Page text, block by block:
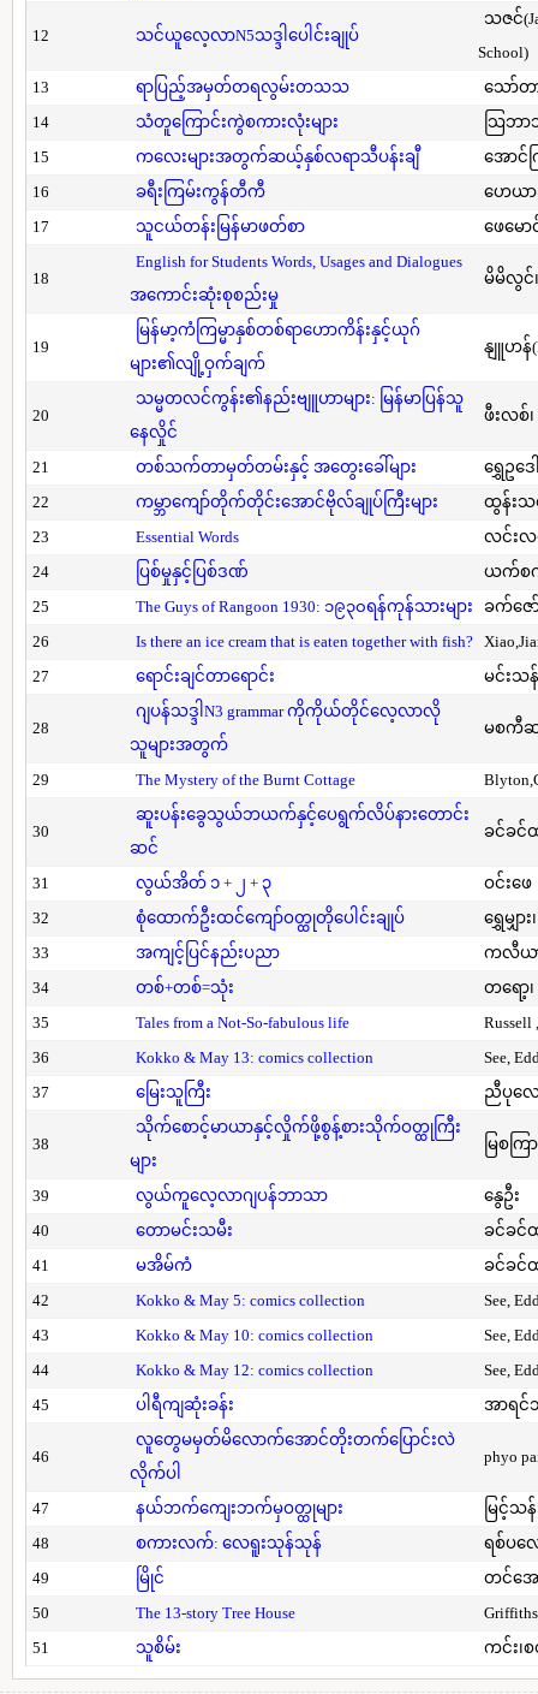
12 သင်ယူလေ့လာN5သဒ္ဒါပေါင်းချုပ်
သဇင်
School)
13
ရာပြည့်အမှတ်တရလွမ်းတသသ
သော်တ
14
သံတူကြောင်းကွဲစကားလုံးများ
သြဘာ
15
ကလေးများအတွက်ဆယ့်နှစ်လရာသီပန်းချီ
အောင်
16
ခရီးကြမ်းကွန်တီကီ
ဟေယာ
17
သူငယ်တန်းမြန်မာဖတ်စာ ဖေမော
18
English for Students Words, Usages and Dialogues
အကောင်းဆုံးစုစည်းမှု
မိမိလွင်၊
19
မြန်မာ့ကံကြမ္မာနှစ်တစ်ရာဟောကိန်းနှင့်ယုဂ်
များ၏လျို့ဝှက်ချက်
နျူဟန်
20
သမ္မတလင်ကွန်း၏နည်းဗျူဟာများ: မြန်မာပြန်သူ
နေလှိုင်
ဖီးလစ်
21 တစ်သက်တာမှတ်တမ်းနှင့် အတွေးခေါ်များ
ရွှေဥဒေ
22
ကမ္ဘာကျော်တိုက်တိုင်းအောင်ဗိုလ်ချုပ်ကြီးများ
ထွန်းသ
23
Essential Words
လင်းလ
24
ပြစ်မှုနှင့်ပြစ်ဒဏ်
ယက်စကီ
25
The Guys of Rangoon 1930: ၁၉၃၀ရန်ကုန်သားများ
ခက်ဇေ
26
Is there an ice cream that is eaten together with fish?
27
ရောင်းချင်တာရောင်း မင်းသ
28
ဂျပန်သဒ္ဒါN3 grammar ကိုကိုယ်တိုင်လေ့လာလို
သူများအတွက်
မစကီ
29 The Mystery of the Burnt Cottage
30
ဆူးပန်းခွေသွယ်ဘယက်နှင့်ပေရွက်လိပ်နားတောင်း
ဆင်
ခင်ခင်
31 လွယ်အိတ် ၁ + ၂ + ၃
ဝင်းဖေ
32
စုံထောက်ဦးထင်ကျော်ဝတ္ထုတိုပေါင်းချုပ်
ရွှေမျှား
33
အကျင့်ပြင်နည်းပညာ
ကလီယာ
34
တစ်+တစ်=သုံး
တရော့၊
35
Tales from a Not-So-fabulous life
Russell
36
Kokko & May 13: comics collection
See,
37
မြေးသူကြီး ညီပုလေ
38
သိုက်စောင့်မာယာနှင့်လှိုက်ဖို့စွန့်စားသိုက်ဝတ္ထုကြီး
များ
မြစကြာ
39 လွယ်ကူလေ့လာဂျပန်ဘာသာ
နွေဦး
40
တောမင်းသမီး
ခင်ခင်
41
မအိမ်ကံ
ခင်ခင်
42
Kokko & May 5: comics collection
See,
43
Kokko & May 10: comics collection
See,
44
Kokko & May 12: comics collection
See,
45
ပါရီကျဆုံးခန်း အာရင်
46
လူတွေမမှတ်မိလောက်အောင်တိုးတက်ပြောင်းလဲ
လိုက်ပါ
phyo
47 နယ်ဘက်ကျေးဘက်မှဝတ္ထုများ
မြင့်သန်
48
စကားလက်: လေရူးသုန်သုန်
ရစ်ပလ
49
မြိုင်
တင်အေ
50
The 13-story Tree House
51
သူစိမ်း ကင်း၊